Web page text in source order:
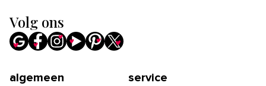
Volg ons
algemeen
service